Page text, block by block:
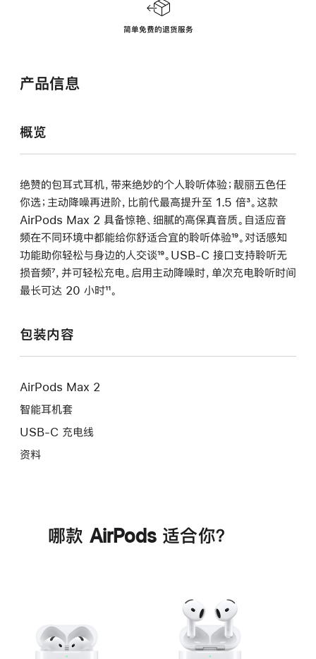
简单免费的退货服务
产品信息
概览
绝赞的包耳式耳机，带来绝妙的个人聆听体验；靓丽五色任
你选；主动降噪再进阶，比前代最高提升至 1.5 倍脚
注
³。这款
AirPods Max 2 具备惊艳、细腻的高保真音质。自适应音
频在不同环境中都能给你舒适合宜的聆听体验脚
注
¹⁹。对话感知
功能助你轻松与身边的人交谈脚
注
¹⁹。USB-C 接口支持聆听无
损音频脚
注
⁷，并可轻松充电。启用主动降噪时，单次充电聆听时间
最长可达 20 小时脚
¹¹。
包装内容
AirPods Max 2
智能耳机套
USB-C 充电线
资料
哪款 AirPods 适合你？